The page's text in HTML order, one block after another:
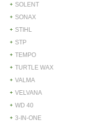
SOLENT
SONAX
STIHL
STP
TEMPO
TURTLE WAX
VALMA
VELVANA
WD 40
3-IN-ONE